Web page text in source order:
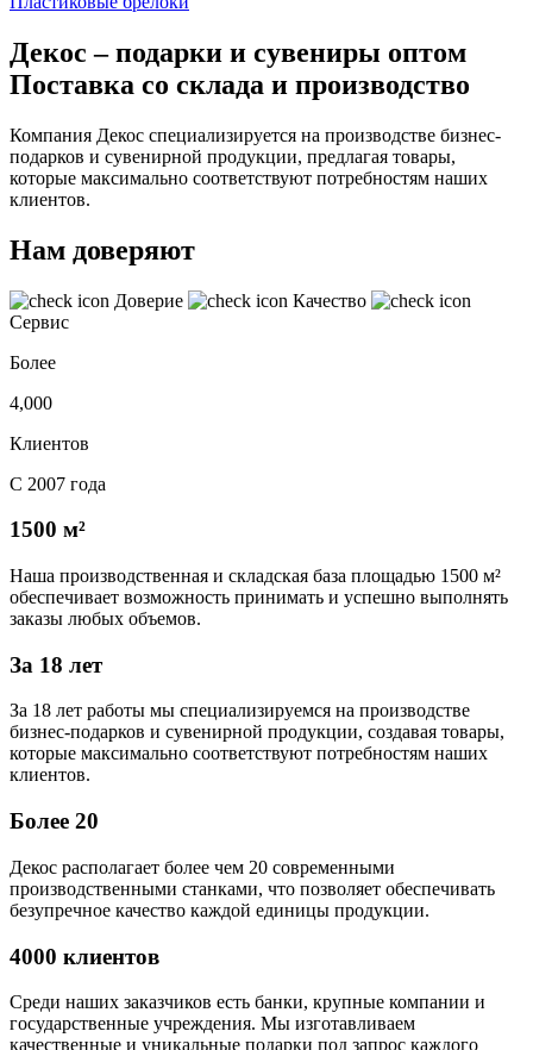
Декос – подарки и сувениры оптом
Поставка со склада и производство
Компания Декос специализируется на производстве бизнес-
подарков и сувенирной продукции, предлагая товары,
которые максимально соответствуют потребностям наших
клиентов.
Нам доверяют
Доверие
Качество
Сервис
Более
4,000
Клиентов
С 2007 года
1500 м²
Наша производственная и складская база площадью 1500 м²
обеспечивает возможность принимать и успешно выполнять
заказы любых объемов.
За 18 лет
За 18 лет работы мы специализируемся на производстве
бизнес-подарков и сувенирной продукции, создавая товары,
которые максимально соответствуют потребностям наших
клиентов.
Более 20
Декос располагает более чем 20 современными
производственными станками, что позволяет обеспечивать
безупречное качество каждой единицы продукции.
4000 клиентов
Среди наших заказчиков есть банки, крупные компании и
государственные учреждения. Мы изготавливаем
качественные и уникальные подарки под запрос каждого